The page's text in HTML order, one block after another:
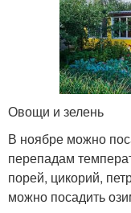
Овощи и зелень
В ноябре можно
перепадам
порей, цикорий,
можно посадить